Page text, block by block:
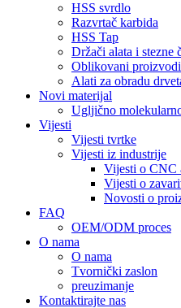
HSS svrdlo
Razvrtač karbida
HSS Tap
Držači alata i stezne
Oblikovani
Alati za obradu
Novi materijal
Ugljično
Vijesti
Vijesti tvrtke
Vijesti iz industrije
Vijesti o CNC
Vijesti o
Novosti o
FAQ
OEM/ODM proces
O nama
O nama
Tvornički zaslon
preuzimanje
Kontaktirajte nas